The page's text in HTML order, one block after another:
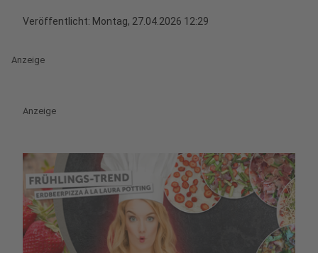
Veröffentlicht: Montag, 27.04.2026 12:29
Anzeige
Anzeige